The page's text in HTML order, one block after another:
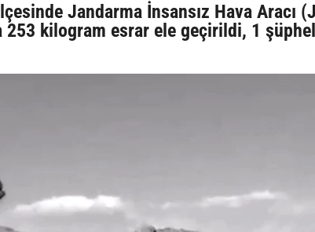
Jandarma İnsansız Hava Aracı
kilogram esrar ele geçirildi, 1 şüpheli